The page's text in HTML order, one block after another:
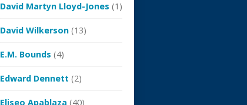
David Martyn Lloyd-Jones (1)
David Wilkerson (13)
E.M. Bounds (4)
Edward Dennett (2)
Eliseo Apablaza (40)